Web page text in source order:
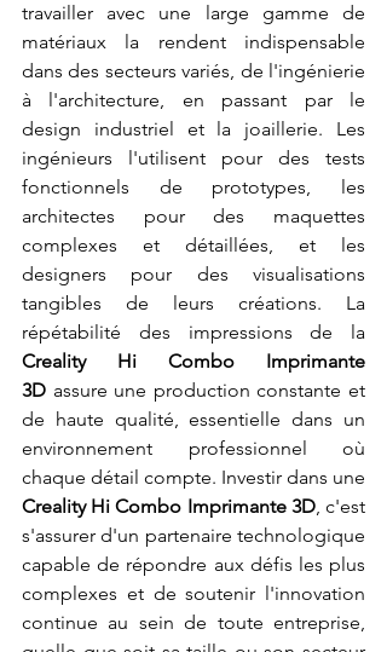
travailler avec une large gamme de
matériaux la rendent indispensable
dans des secteurs variés, de l'ingénierie
à l'architecture, en passant par le
design industriel et la joaillerie. Les
ingénieurs l'utilisent pour des tests
fonctionnels de prototypes, les
architectes pour des maquettes
complexes et détaillées, et les
designers pour des visualisations
tangibles de leurs créations. La
Creality Hi Combo Imprimante
3D assure une production constante et
de haute qualité, essentielle dans un
environnement professionnel où
Creality Hi Combo Imprimante 3D, c'est
s'assurer d'un partenaire technologique
capable de répondre aux défis les plus
complexes et de soutenir l'innovation
continue au sein de toute entreprise,